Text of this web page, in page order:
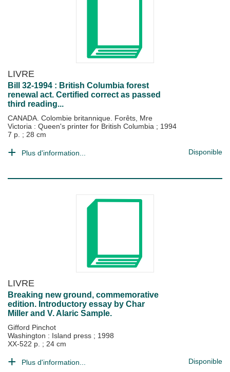
LIVRE
Bill 32-1994 : British Columbia forest
renewal act. Certified correct as passed
third reading...
CANADA. Colombie britannique. Forêts, Mre
Victoria : Queen's printer for British Columbia ; 1994
7 p. ; 28 cm
Plus d'information... Disponible
LIVRE
Breaking new ground, commemorative
edition. Introductory essay by Char
Miller and V. Alaric Sample.
Gifford Pinchot
Washington : Island press ; 1998
XX-522 p. ; 24 cm
Plus d'information... Disponible